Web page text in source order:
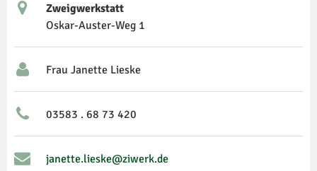
Zweigwerkstatt
Oskar-Auster-Weg 1
Frau Janette Lieske
03583 . 68 73 420
janette.lieske@ziwerk.de